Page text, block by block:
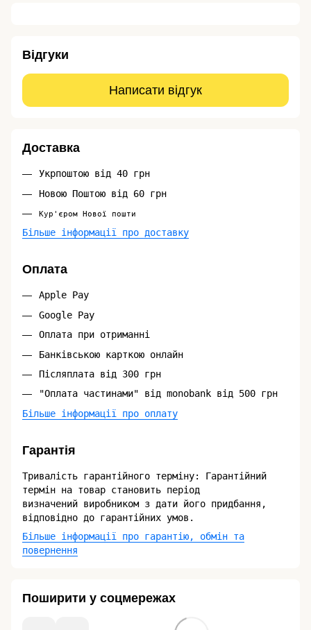
Відгуки
Написати відгук
Доставка
Укрпоштою від 40 грн
Новою Поштою від 60 грн
Кур'єром Нової пошти
Більше інформації про доставку
Оплата
Apple Pay
Google Pay
Оплата при отриманні
Банківською карткою онлайн
Післяплата від 300 грн
"Оплата частинами" від monobank від 500 грн
Більше інформації про оплату
Гарантія
Тривалість гарантійного терміну: Гарантійний
термін на товар становить період
визначений виробником з дати його придбання,
відповідно до гарантійних умов.
Більше інформації про гарантію, обмін та
повернення
Поширити у соцмережах